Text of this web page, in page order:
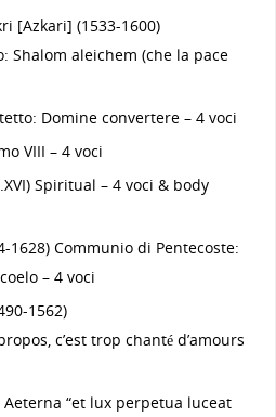
[Azkari] (1533-1600)
Shalom aleichem (che la pace
Domine convertere – 4 voci
VIII – 4 voci
Spiritual – 4 voci & body
1628) Communio di Pentecoste:
– 4 voci
1562)
c’est trop chanté d’amours
Aeterna “et lux perpetua luceat